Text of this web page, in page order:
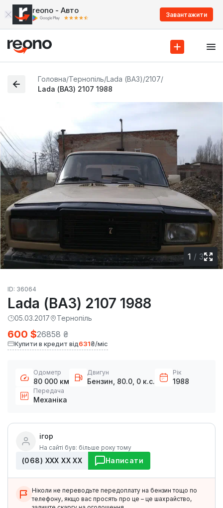
reono - Авто Завантажити
Головна/Тернопіль/Lada (ВАЗ)/2107/
Lada (ВАЗ) 2107 1988
1 / 3
ID: 36064
Lada (ВАЗ) 2107 1988
05.03.2017 Тернопіль
600 $26858 ₴
Купити в кредит від631₴/міс
Одометр
80 000 км
Двигун
Бензин, 80.0, 0 к.с.
Рік
1988
Передача
Механіка
ігор
На сайті був: більше року тому
(068) ХХХ ХХ ХХ Написати
Ніколи не переводьте передоплату на бензин тощо по
телефону, якщо вас просять про це – це шахрайство,